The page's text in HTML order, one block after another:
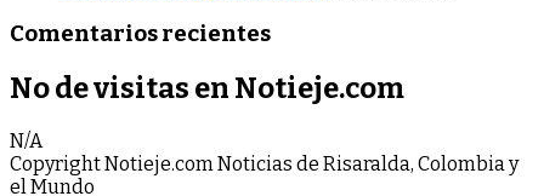
Comentarios recientes
No de visitas en Notieje.com
N/A
Copyright Notieje.com Noticias de Risaralda, Colombia y
el Mundo